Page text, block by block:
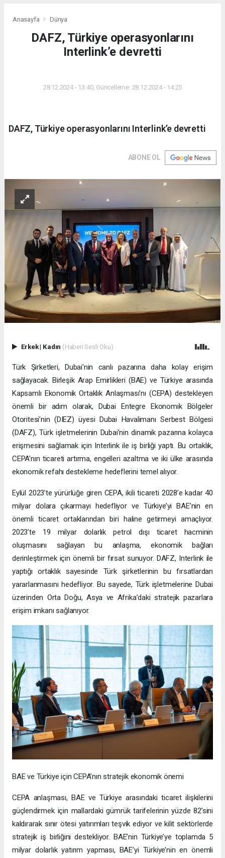
Anasayfa Dünya
DAFZ, Türkiye operasyonlarını
Interlink’e devretti
28.12.2024 - 13:40, Güncelleme: 28.12.2024 - 14:25
DAFZ, Türkiye operasyonlarını Interlink’e devretti
ABONE OL
Erkek| Kadın (Haberi Sesli Oku)
Türk Şirketleri, Dubai’nin canlı pazarına daha kolay erişim
sağlayacak. Birleşik Arap Emirlikleri (BAE) ve Türkiye arasında
Kapsamlı Ekonomik Ortaklık Anlaşması’nı (CEPA) destekleyen
önemli bir adım olarak, Dubai Entegre Ekonomik Bölgeler
Otoritesi’nin (DIEZ) üyesi Dubai Havalimanı Serbest Bölgesi
(DAFZ), Türk işletmelerinin Dubai’nin dinamik pazarına kolayca
erişmesini sağlamak için Interlink ile iş birliği yaptı. Bu ortaklık,
CEPA’nın ticareti artırma, engelleri azaltma ve iki ülke arasında
ekonomik refahı destekleme hedeflerini temel alıyor.
Eylül 2023’te yürürlüğe giren CEPA, ikili ticareti 2028’e kadar 40
milyar dolara çıkarmayı hedefliyor ve Türkiye’yi BAE’nin en
önemli ticaret ortaklarından biri haline getirmeyi amaçlıyor.
2023’te 19 milyar dolarlık petrol dışı ticaret hacminin
oluşmasını sağlayan bu anlaşma, ekonomik bağları
derinleştirmek için önemli bir fırsat sunuyor. DAFZ, Interlink ile
yaptığı ortaklık sayesinde Türk şirketlerinin bu fırsatlardan
yararlanmasını hedefliyor. Bu sayede, Türk işletmelerine Dubai
üzerinden Orta Doğu, Asya ve Afrika’daki stratejik pazarlara
erişim imkanı sağlanıyor.
BAE ve Türkiye için CEPA’nın stratejik ekonomik önemi
CEPA anlaşması, BAE ve Türkiye arasındaki ticaret ilişkilerini
güçlendirmek için mallardaki gümrük tarifelerinin yüzde 82’sini
kaldırarak sınır ötesi yatırımları teşvik ediyor ve kilit sektörlerde
stratejik iş birliğini destekliyor. BAE’nin Türkiye’ye toplamda 5
milyar dolarlık yatırım yapması, BAE’yi Türkiye’nin en önemli